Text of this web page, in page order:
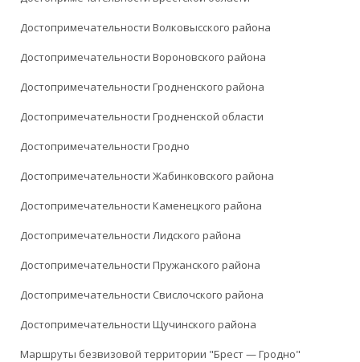
Достопримечательности Волковысского района
Достопримечательности Вороновского района
Достопримечательности Гродненского района
Достопримечательности Гродненской области
Достопримечательности Гродно
Достопримечательности Жабинковского района
Достопримечательности Каменецкого района
Достопримечательности Лидского района
Достопримечательности Пружанского района
Достопримечательности Свислочского района
Достопримечательности Щучинского района
Маршруты безвизовой территории "Брест — Гродно"